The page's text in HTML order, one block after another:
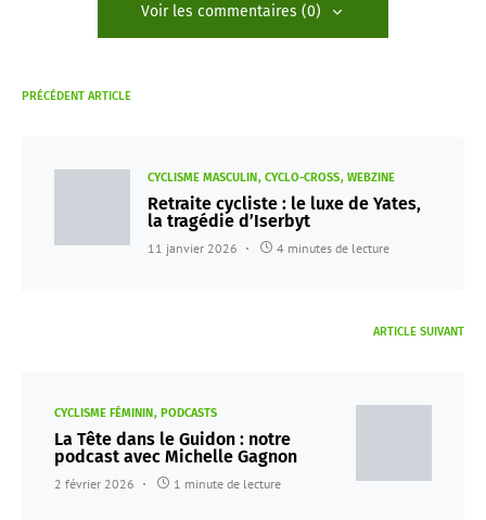
Voir les commentaires (0)
PRÉCÉDENT ARTICLE
CYCLISME MASCULIN CYCLO-CROSS WEBZINE
Retraite cycliste : le luxe de Yates,
la tragédie d’Iserbyt
11 janvier 2026 4 minutes de lecture
ARTICLE SUIVANT
CYCLISME FÉMININ PODCASTS
La Tête dans le Guidon : notre
podcast avec Michelle Gagnon
2 février 2026 1 minute de lecture